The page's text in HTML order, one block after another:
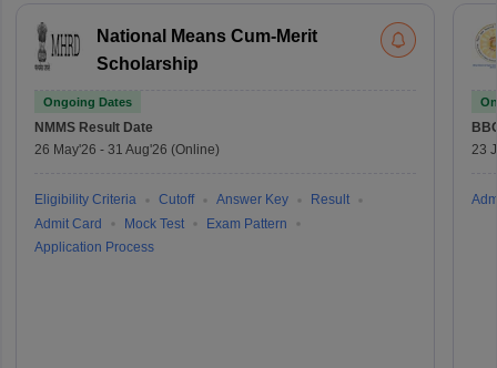
National Means Cum-Merit
Scholarship
Ongoing Dates
NMMS Result Date
26 May'26 - 31 Aug'26 (Online)
Eligibility Criteria Cutoff Answer Key
Result
Admit Card
Mock Test
Exam Pattern
Application Process
23